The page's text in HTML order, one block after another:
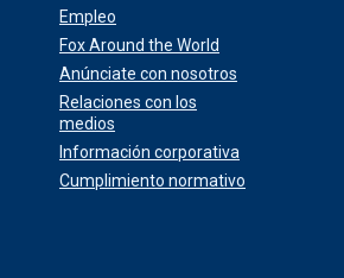
Empleo
Fox Around the World
Anúnciate con nosotros
Relaciones con los
medios
Información corporativa
Cumplimiento normativo